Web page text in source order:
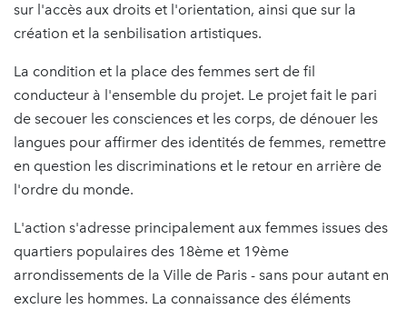
sur l'accès aux droits et l'orientation, ainsi que sur la
création et la senbilisation artistiques.
La condition et la place des femmes sert de fil
conducteur à l'ensemble du projet. Le projet fait le pari
de secouer les consciences et les corps, de dénouer les
langues pour affirmer des identités de femmes, remettre
en question les discriminations et le retour en arrière de
l'ordre du monde.
L'action s'adresse principalement aux femmes issues des
quartiers populaires des 18ème et 19ème
arrondissements de la Ville de Paris - sans pour autant en
exclure les hommes. La connaissance des éléments